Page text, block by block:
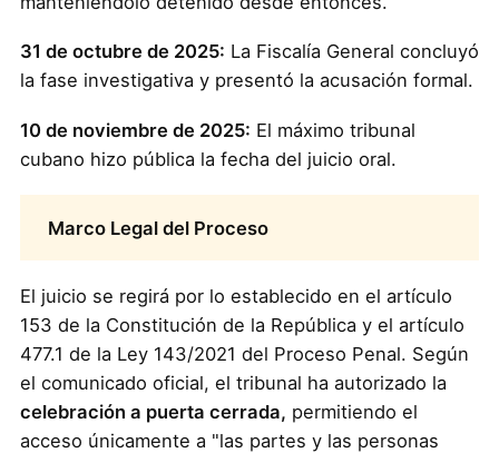
31 de octubre de 2025: La Fiscalía General concluyó
la fase investigativa y presentó la acusación formal.
10 de noviembre de 2025: El máximo tribunal
cubano hizo pública la fecha del juicio oral.
Marco Legal del Proceso
El juicio se regirá por lo establecido en el artículo
153 de la Constitución de la República y el artículo
477.1 de la Ley 143/2021 del Proceso Penal. Según
el comunicado oficial, el tribunal ha autorizado la
celebración a puerta cerrada, permitiendo el
acceso únicamente a "las partes y las personas